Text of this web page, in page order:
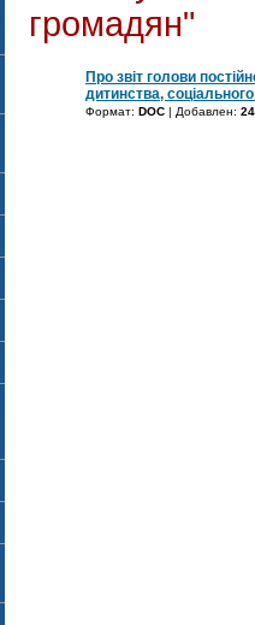
громадян"
Про звіт голови
дитинства,
Формат: DOC | Добавлен: